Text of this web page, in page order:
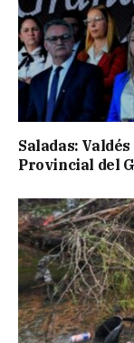
Saladas:
Provincial del